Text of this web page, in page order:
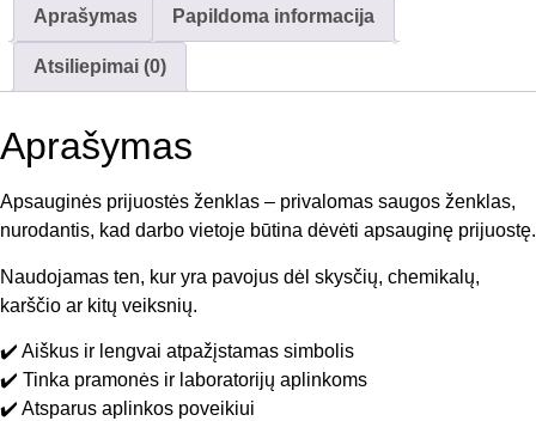
Aprašymas Papildoma informacija
Atsiliepimai (0)
Aprašymas
Apsauginės prijuostės ženklas – privalomas saugos ženklas,
nurodantis, kad darbo vietoje būtina dėvėti apsauginę prijuostę.
Naudojamas ten, kur yra pavojus dėl skysčių, chemikalų,
karščio ar kitų veiksnių.
✔️ Aiškus ir lengvai atpažįstamas simbolis
✔️ Tinka pramonės ir laboratorijų aplinkoms
✔️ Atsparus aplinkos poveikiui